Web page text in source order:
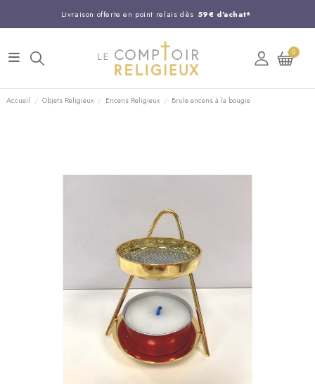
Livraison offerte en point relais dès 59€ d'achat*
Entreprise Française familiale
Support client disponible au 03 20 24 74 15
Commandez avant 14H, expédition le jour même !
0
Accueil Objets Religieux Encens Religieux Brule encens à la bougie